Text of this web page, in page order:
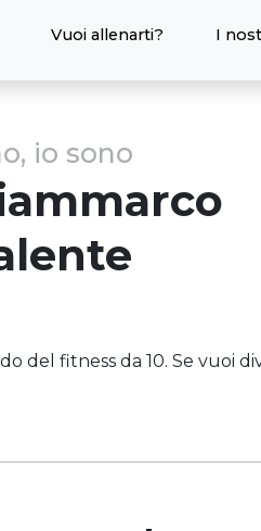
Vuoi allenarti? I
io sono
del fitness da 10. Se vuoi